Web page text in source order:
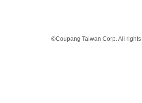
©Coupang Taiwan Corp. All